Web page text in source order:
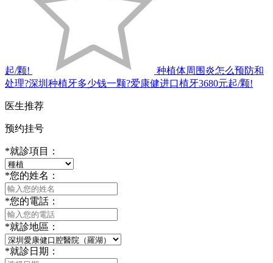
起/颗!
种植体周围炎怎么预防和
处理?深圳种植牙多少钱一颗?爱康健进口植牙3680元起/颗!
医生推荐
预约挂号
*就診項目：
*您的姓名：
*您的電話：
*就診地區：
*就診日期：